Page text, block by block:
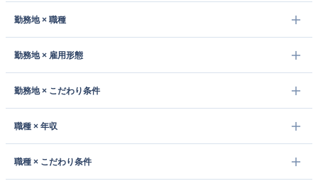
勤務地 × 職種
勤務地 × 雇用形態
勤務地 × こだわり条件
職種 × 年収
職種 × こだわり条件